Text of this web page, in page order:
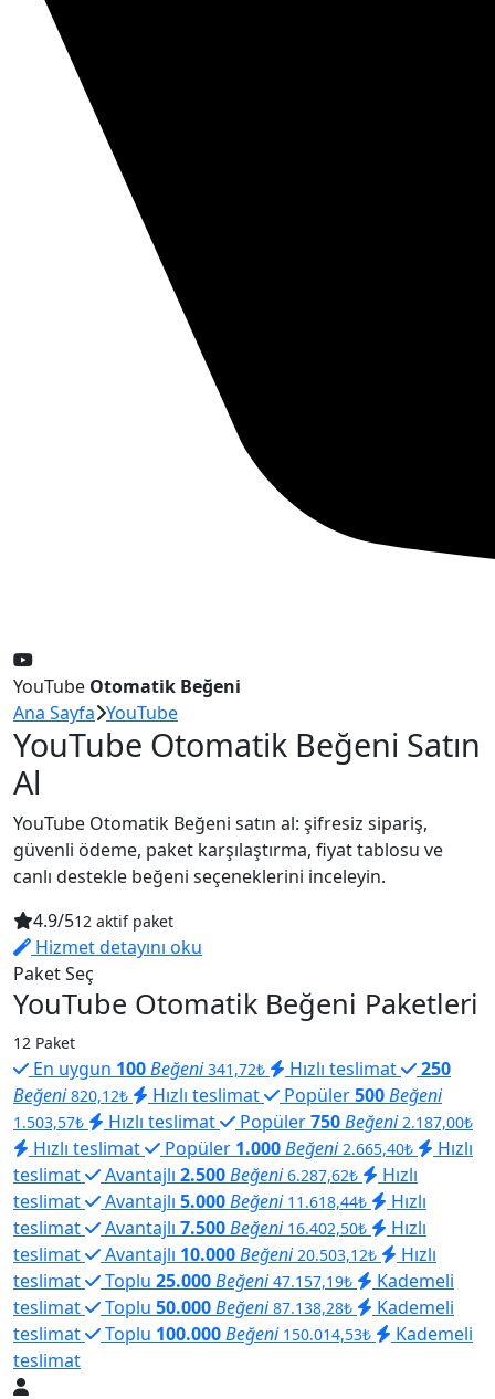
YouTube Otomatik Beğeni
Ana Sayfa YouTube
YouTube Otomatik Beğeni Satın
Al
YouTube Otomatik Beğeni satın al: şifresiz sipariş,
güvenli ödeme, paket karşılaştırma, fiyat tablosu ve
canlı destekle beğeni seçeneklerini inceleyin.
4.9/512 aktif paket
Hizmet detayını oku
Paket Seç
YouTube Otomatik Beğeni Paketleri
12 Paket
En uygun 100Beğeni 341,72₺ Hızlı teslimat
250
Beğeni 820,12₺ Hızlı teslimat Popüler500Beğeni
1.503,57₺ Hızlı teslimat Popüler750Beğeni 2.187,00₺
Hızlı teslimat Popüler 1.000Beğeni 2.665,40₺
Hızlı
teslimat
Avantajlı 2.500Beğeni 6.287,62₺
Hızlı
teslimat
Avantajlı 5.000Beğeni 11.618,44₺
Hızlı
teslimat
Avantajlı 7.500Beğeni 16.402,50₺
Hızlı
teslimat
Avantajlı 10.000Beğeni 20.503,12₺
Hızlı
teslimat
Toplu 25.000Beğeni 47.157,19₺
Kademeli
teslimat
Toplu 50.000Beğeni 87.138,28₺
Kademeli
teslimat
Toplu 100.000Beğeni 150.014,53₺
Kademeli
teslimat